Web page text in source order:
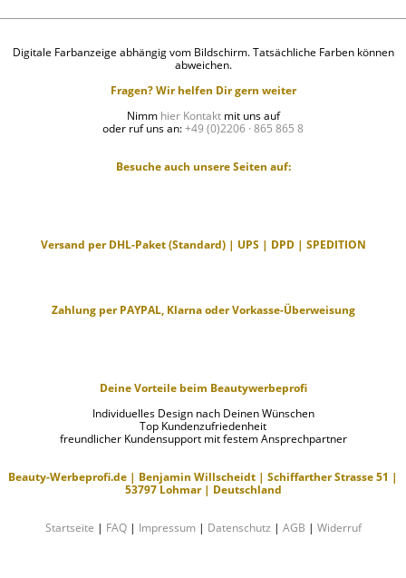
Digitale Farbanzeige abhängig vom Bildschirm. Tatsächliche Farben können
abweichen.
Fragen? Wir helfen Dir gern weiter
Nimm hier Kontaktmit uns auf
oder ruf uns an:+49 (0)2206 · 865 865 8
Besuche auch unsere Seiten auf:
Versand per DHL-Paket (Standard) | UPS | DPD | SPEDITION
Zahlung per PAYPAL, Klarna oder Vorkasse-Überweisung
Deine Vorteile beim Beautywerbeprofi
Individuelles Design nach Deinen Wünschen
Top Kundenzufriedenheit
freundlicher Kundensupport mit festem Ansprechpartner
Beauty-Werbeprofi.de | Benjamin Willscheidt | Schiffarther Strasse 51 |
53797 Lohmar | Deutschland
Startseite | FAQ| Impressum | Datenschutz | AGB | Widerruf